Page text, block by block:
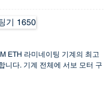
고 정확하게 처리합니다.
ETH 라미네이팅 기계의 최고
니다. 기계 전체에 서보 모터 구
을 보장합니다. 상단 시트는
정밀한 위치 조정이 가능합니